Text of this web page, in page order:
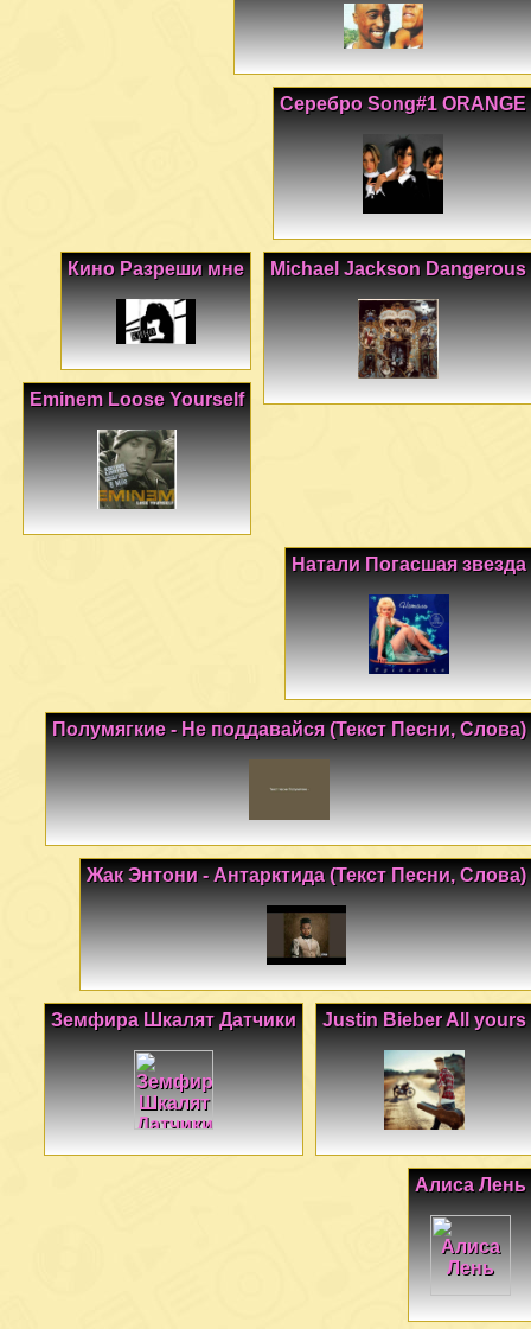
Серебро Song#1 ORANGE
Michael Jackson Dangerous
Кино Разреши мне
Eminem Loose Yourself
Натали Погасшая звезда
Полумягкие - Не поддавайся (Текст Песни, Слова)
Жак Энтони - Антарктида (Текст Песни, Слова)
Justin Bieber All yours
Земфира Шкалят Датчики
Алиса Лень